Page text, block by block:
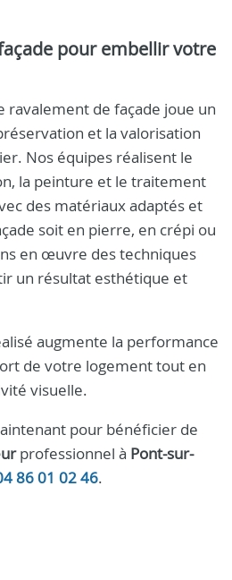
pour embellir votre
ravalement de façade joue un
et la valorisation
Nos équipes réalisent le
la peinture et le traitement
des matériaux adaptés et
soit en pierre, en crépi ou
en œuvre des techniques
un résultat esthétique et
augmente la performance
de votre logement tout en
visuelle.
pour bénéficier de
professionnel à Pont-sur-
86 01 02 46.